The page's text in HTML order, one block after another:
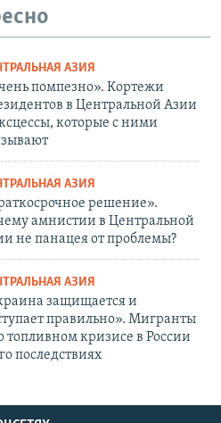
АЗИЯ
помпезно». Кортежи
в Центральной Азии
которые с ними
АЗИЯ
решение».
амнистии в Центральной
не панацея от проблемы?
АЗИЯ
защищается и
правильно». Мигранты
топливном кризисе в России
последствиях